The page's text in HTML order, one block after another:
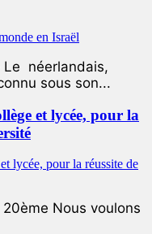
Le néerlandais,
sous son...
et lycée, pour la
20ème Nous voulons